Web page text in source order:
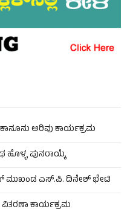
ಅರಿವು ಕಾರ್ಯಕ್ರಮ
ಹೊಳ್ಳ ಪುನರಾಯ್ಕೆ
ಮುಖಂಡ ಎಸ್.ಪಿ. ದಿನೇಶ್ ಭೇಟಿ
ವಿತರಣಾ ಕಾರ್ಯಕ್ರಮ